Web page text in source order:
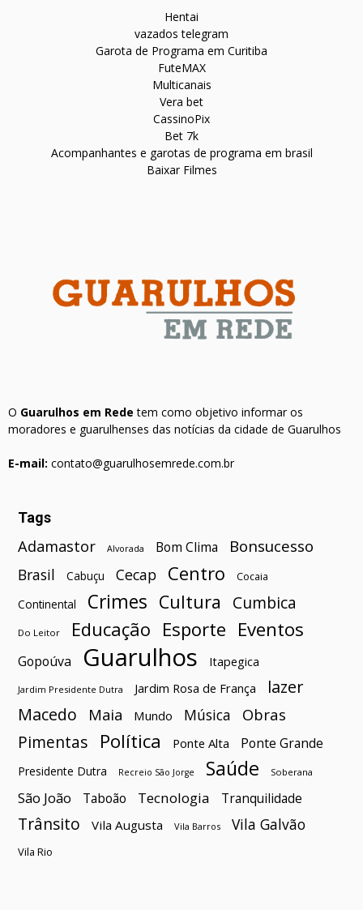
Hentai
vazados telegram
Garota de Programa em Curitiba
FuteMAX
Multicanais
Vera bet
CassinoPix
Bet 7k
Acompanhantes e garotas de programa em brasil
Baixar Filmes
O Guarulhos em Rede tem como objetivo informar os
moradores e guarulhenses das notícias da cidade de Guarulhos
E-mail: contato@guarulhosemrede.com.br
Tags
Adamastor Alvorada Bom Clima Bonsucesso
Brasil Cabuçu Cecap Centro Cocaia
Continental Crimes Cultura Cumbica
Do Leitor Educação Esporte Eventos
Gopoúva Guarulhos Itapegica
Jardim Presidente Dutra Jardim Rosa de França
lazer
Macedo
Maia Mundo Música Obras
Pimentas Política Ponte Alta Ponte Grande
Presidente Dutra Recreio São Jorge Saúde Soberana
São João Taboão Tecnologia Tranquilidade
Trânsito Vila Augusta Vila Barros Vila Galvão
Vila Rio